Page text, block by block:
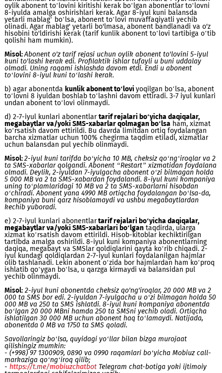
3) 2024-yil 8-iyul kuni kompaniya 2-iyuldan 7-iyulgacha
davr uchun ko‘rsatilgan xizmatlarni quyidagi tartibda
chiqadi:
a) ayrim abonentlartarif rejalarining oylik abonent to‘lovini
iyul kunlari oralig‘ida to‘lashi kerak edi, lekin ular buni
oshira olmadi. Shunga qaramay, abonentlari raqamlari
bandlanmadi va xizmat ko‘rsatish davom ettirildi. 2-7 iyul
oylik abonent to‘lovini kiritishi kerak bo‘lgan abonentlar
8-iyulda amalga oshirishlari kerak. Agar 8-iyul kuni balansda
yetarli mablag‘ bo‘lsa, abonent to‘lovi muvaffaqiyatli yechib
olinadi. Agar mablag' yetarli bo'lmasa, abonent bandlanadi
hisobini to'ldirishi kerak (tarif kunlik abonent to‘lovi tartibiga
qolishi ham mumkin).
Misol:Abonent o'z tarif rejasi uchun oylik abonent to'lovini 5-
kuni to'lashi kerak edi. Profilaktik ishlar tufayli u buni
olmadi. Uning raqami ishlashda davom etdi. Endi u abonent
to‘lovini 8-iyul kuni to‘lashi kerak.
b) agar abonentdakunlik abonent to‘loviyoqilgan bo‘lsa,
to‘lovni 8 iyuldan boshlab to‘lashni davom ettiradi. 3-7 iyul
undan abonent to‘lovi olinmaydi.
d) 2-7-iyul kunlari abonentlartarif rejalari bo‘yicha daqiqalar,
megabaytlar va/yoki SMS-xabarlar qolmagan bo‘lsaham,
ko‘rsatish davom ettirildi. Bu davrda limitdan ortiq
barcha xizmatlar uchun 100% chegirma taqdim etiladi,
uchun balansdan pul yechib olinmaydi.
Misol: 2-iyul kuni tarifda bo‘yicha 10 MB, cheksiz
ta SMS-xabarlar qolgandi. Abonent “Restart” xizmatidan
olmadi. Deylik, 2-iyuldan 7-iyulgacha abonent o‘zi bilmagan
5 000 MB va 2 ta SMS-xabardan foydalandi. 8-iyul kuni
uning to‘plamlaridagi 10 MB va 2 ta SMS-xabarlarni hisobdan
o‘chiradi. Abonent yana 4990 MB ortiqcha foydalangan
kompaniya buni qarz hisoblamaydi va ushbu megabaytlardan
kechib yuboradi.
e) 2-7-iyul kunlari abonentlartarif rejalari bo‘yicha daqiqalar,
megabaytlar va/yoki SMS-xabarlari bo‘lgan taqdirda, ularga
xizmat ko‘rsatish davom ettirildi. Hisob-kitoblar
tartibda amalga oshirildi. 8-iyul kuni kompaniya
daqiqa, megabayt va SMSlar qoldiqlarini qayta ko‘rib
iyul kundagi qoldiqlardan 2-7-iyul kunlari foydalanilgan
olib tashlanadi. Lekin abonent o‘zida bor hajmlardan ham
ishlatib qo‘ygan bo‘lsa, u qarzga kirmaydi va balansidan pul
yechib olinmaydi.